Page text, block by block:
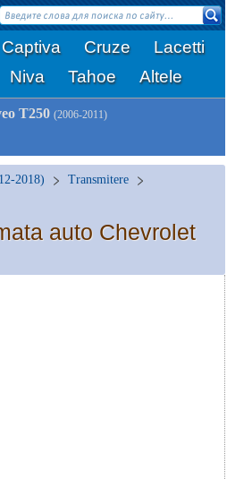
Captiva Cruze
Lacetti
Niva Tahoe Altele
T250 (2006-2011)
2018)
Transmitere
auto Chevrolet